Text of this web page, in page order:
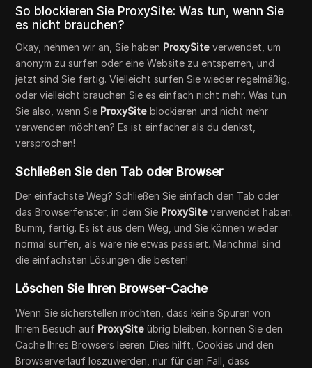
So blockieren Sie ProxySite: Was tun, wenn Sie
es nicht brauchen?
Okay, nehmen wir an, Sie haben ProxySite verwendet, um
anonym zu surfen oder eine Website zu entsperren, und
jetzt sind Sie fertig. Vielleicht surfen Sie wieder regelmäßig,
oder vielleicht brauchen Sie es einfach nicht mehr. Was tun
Sie also, wenn Sie ProxySite blockieren und nicht mehr
verwenden möchten? Es ist einfacher als du denkst,
versprochen!
Schließen Sie den Tab oder Browser
Der einfachste Weg? Schließen Sie einfach den Tab oder
das Browserfenster, in dem Sie ProxySite verwendet haben.
Bumm, fertig. Es ist aus dem Weg, und Sie können wieder
normal surfen, als wäre nie etwas passiert. Manchmal sind
die einfachsten Lösungen die besten!
Löschen Sie Ihren Browser-Cache
Wenn Sie sicherstellen möchten, dass keine Spuren von
Ihrem Besuch auf ProxySite übrig bleiben, können Sie den
Cache Ihres Browsers leeren. Dies hilft, Cookies und den
Browserverlauf loszuwerden, nur für den Fall, dass